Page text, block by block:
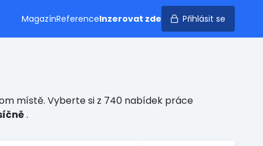
MagazínReferenceInzerovat zde Přihlásit se
místě. Vyberte si z 740 nabídek práce
.